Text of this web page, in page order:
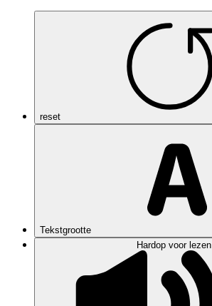
reset
Tekstgrootte
Hardop voor lezen